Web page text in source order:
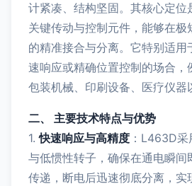
计紧凑、结构坚固。其核心定位
关键传动与控制元件，能够在极
的精准接合与分离。它特别适用
速响应或精确位置控制的场合，
包装机械、印刷设备、医疗仪器
二、 主要技术特点与优势
1.快速响应与高精度 ：L463D
与低惯性转子，确保在通电瞬间
传递，断电后迅速彻底分离，实